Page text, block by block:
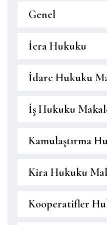
Genel
İcra Hukuku
İdare Hukuku
İş Hukuku
Kamulaştırma
Kira Hukuku
Kooperatifler